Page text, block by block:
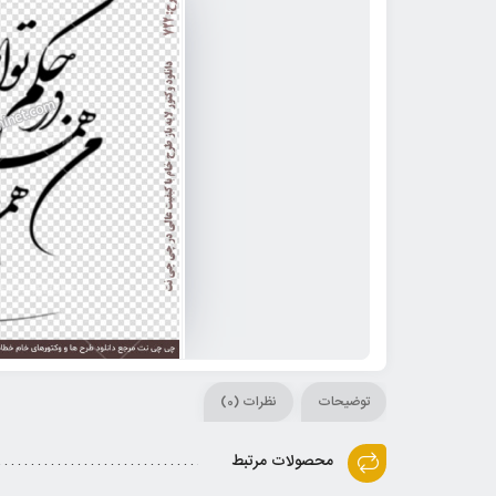
توضیحات نظرات (0)
محصولات مرتبط